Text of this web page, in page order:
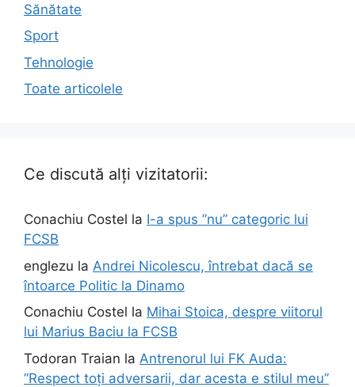
Sănătate
Sport
Tehnologie
Toate articolele
Ce discută alți vizitatorii:
Conachiu Costel la I-a spus ”nu” categoric lui
FCSB
englezu la Andrei Nicolescu, întrebat dacă se
întoarce Politic la Dinamo
Conachiu Costel la Mihai Stoica, despre viitorul
lui Marius Baciu la FCSB
Todoran Traian la Antrenorul lui FK Auda:
”Respect toți adversarii, dar acesta e stilul meu”